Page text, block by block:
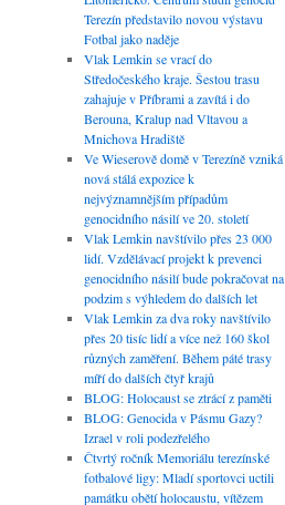
Terezín představilo novou výstavu
Fotbal jako naděje
Vlak Lemkin se vrací do
Středočeského kraje. Šestou trasu
zahajuje v Příbrami a zavítá i do
Berouna, Kralup nad Vltavou a
Mnichova Hradiště
Ve Wieserově domě v Terezíně vzniká
nová stálá expozice k
nejvýznamnějším případům
genocidního násilí ve 20. století
Vlak Lemkin navštívilo přes 23 000
lidí. Vzdělávací projekt k prevenci
genocidního násilí bude pokračovat na
podzim s výhledem do dalších let
Vlak Lemkin za dva roky navštívilo
přes 20 tisíc lidí a více než 160 škol
různých zaměření. Během páté trasy
míří do dalších čtyř krajů
BLOG: Holocaust se ztrácí z paměti
BLOG: Genocida v Pásmu Gazy?
Izrael v roli podezřelého
Čtvrtý ročník Memoriálu terezínské
fotbalové ligy: Mladí sportovci uctili
památku obětí holocaustu, vítězem